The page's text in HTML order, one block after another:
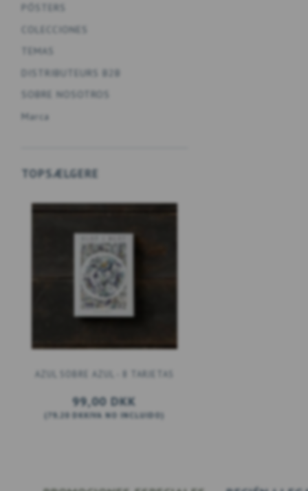
PÓSTERS
COLECCIONES
TEMAS
DISTRIBUTEURS B2B
SOBRE NOSOTROS
Marca
TOPSÆLGERE
AZUL SOBRE AZUL - 8 TARJETAS
99,00 DKK
79,20 DKKIVA NO INCLUIDO)